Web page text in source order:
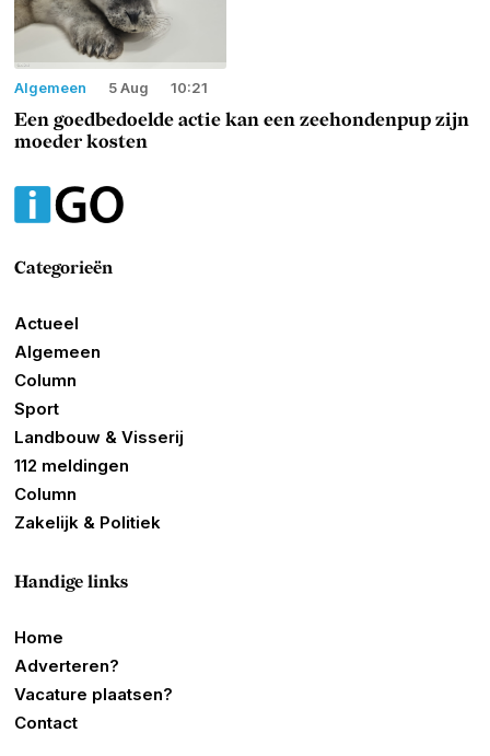
Algemeen 5 Aug 10:21
Een goedbedoelde actie kan een zeehondenpup zijn
moeder kosten
Categorieën
Actueel
Algemeen
Column
Sport
Landbouw & Visserij
112 meldingen
Column
Zakelijk & Politiek
Handige links
Home
Adverteren?
Vacature plaatsen?
Contact